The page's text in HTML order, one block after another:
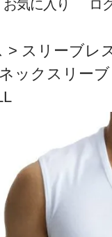
お気に入り ロ
スリーブレ
ネックスリー